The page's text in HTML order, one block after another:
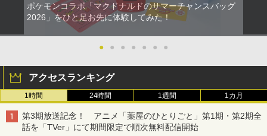
ポケモンコラボ「マクドナルドのサマーチャンスバッグ
2026」をひと足お先に体験してみた！
● ● ● ● ● ● ●
アクセスランキング
1時間 24時間 1週間 1カ月
第3期放送記念！ アニメ「薬屋のひとりごと」第1期・第2期全
話を「TVer」にて期間限定で順次無料配信開始